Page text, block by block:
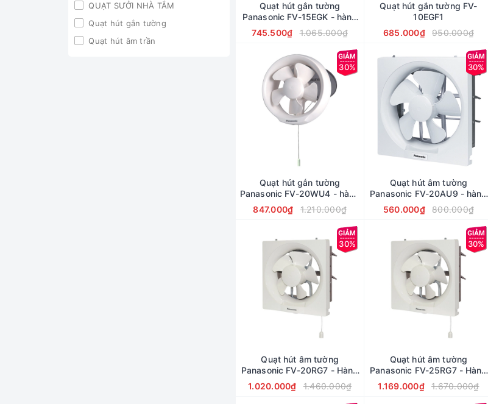
QUẠT SƯỞI NHÀ TẮM
Quạt hút gắn tường
Quạt hút âm trần
Quạt hút gắn tường
Panasonic FV-15EGK - hàng
chính hãng
745.500₫ 1.065.000₫
Quạt hút gắn tường FV-
10EGF1
685.000₫
950.000₫
30%
Quạt hút gắn tường
Panasonic FV-20WU4 - hàng
nhập khẩu
847.000₫ 1.210.000₫
30%
Quạt hút âm tường
Panasonic FV-20AU9 - hàng
chính hãng
560.000₫ 800.000₫
30%
Quạt hút âm tường
Panasonic FV-20RG7 - Hàng
chính hãng
1.020.000₫ 1.460.000₫
30%
Quạt hút âm tường
Panasonic FV-25RG7 - Hàng
Chính Hãng
1.169.000₫ 1.670.000₫